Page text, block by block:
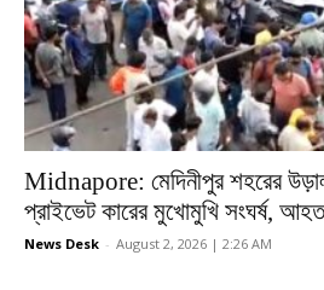
Midnapore: মেদিনীপুর শহরের
প্রাইভেট কারের মুখোমুখি সংঘর্ষ,
News Desk - August 2, 2026 | 2:26 AM